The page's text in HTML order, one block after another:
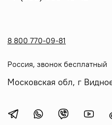
8 800 770-09-81
Россия, звонок бесплатный
Московская обл, г